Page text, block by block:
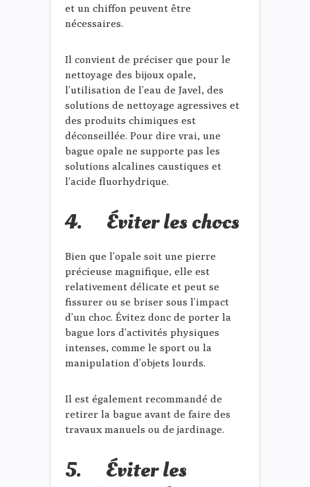
et un chiffon peuvent être
nécessaires.
Il convient de préciser que pour le
nettoyage des bijoux opale,
l’utilisation de l’eau de Javel, des
solutions de nettoyage agressives et
des produits chimiques est
déconseillée. Pour dire vrai, une
bague opale ne supporte pas les
solutions alcalines caustiques et
l’acide fluorhydrique.
4. Éviter les chocs
Bien que l’opale soit une pierre
précieuse magnifique, elle est
relativement délicate et peut se
fissurer ou se briser sous l’impact
d’un choc. Évitez donc de porter la
bague lors d’activités physiques
intenses, comme le sport ou la
manipulation d’objets lourds.
Il est également recommandé de
retirer la bague avant de faire des
travaux manuels ou de jardinage.
5. Éviter les